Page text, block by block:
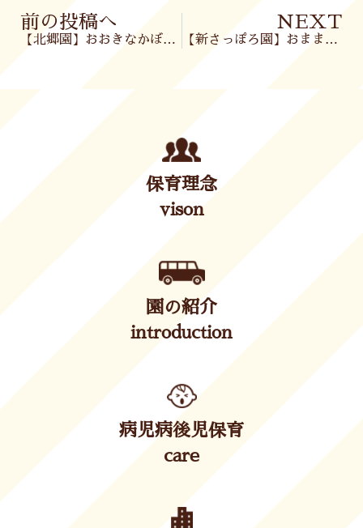
Prev
前の投稿へ
【北郷園】おおきなかぼちゃ✨&English🎶
NEXT
【新さっぽろ園】おままごと🍳＆ブロック遊び🌈
保育理念
vison
園の紹介
introduction
病児病後児保育
care